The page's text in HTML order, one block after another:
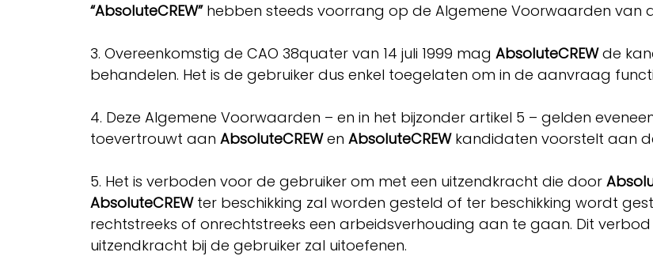
“AbsoluteCREW”hebben steeds voorrang op de Algemene Voorwaarden van
3. Overeenkomstig de CAO 38quater van 14 juli 1999 mag AbsoluteCREWde
behandelen. Het is de gebruiker dus enkel toegelaten om in de aanvraag
4. Deze Algemene Voorwaarden – en in het bijzonder artikel 5 – gelden
toevertrouwt aan AbsoluteCREWen AbsoluteCREWkandidaten voorstelt aan
5. Het is verboden voor de gebruiker om met een uitzendkracht die door
AbsoluteCREWter beschikking zal worden gesteld of ter beschikking wordt
rechtstreeks of onrechtstreeks een arbeidsverhouding aan te gaan. Dit
uitzendkracht bij de gebruiker zal uitoefenen.